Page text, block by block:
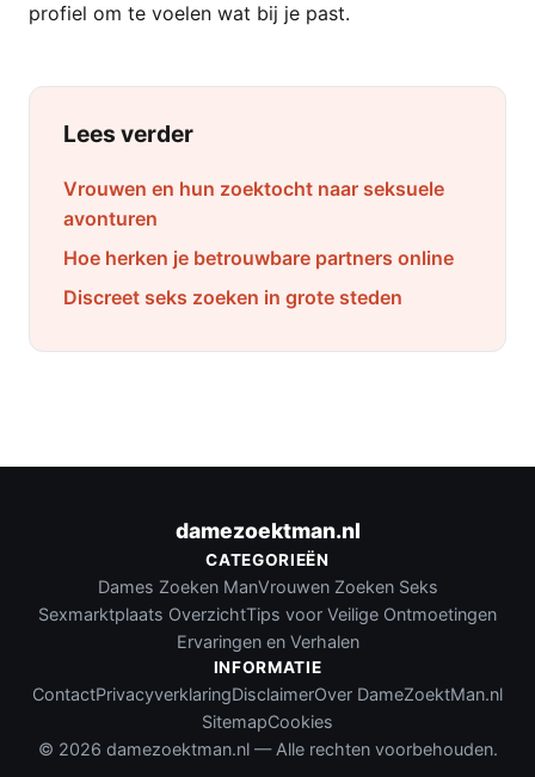
profiel om te voelen wat bij je past.
Lees verder
Vrouwen en hun zoektocht naar seksuele
avonturen
Hoe herken je betrouwbare partners online
Discreet seks zoeken in grote steden
damezoektman.nl
CATEGORIEËN
Dames Zoeken ManVrouwen Zoeken Seks
Sexmarktplaats OverzichtTips voor Veilige Ontmoetingen
Ervaringen en Verhalen
INFORMATIE
ContactPrivacyverklaringDisclaimerOver DameZoektMan.nl
SitemapCookies
© 2026 damezoektman.nl — Alle rechten voorbehouden.